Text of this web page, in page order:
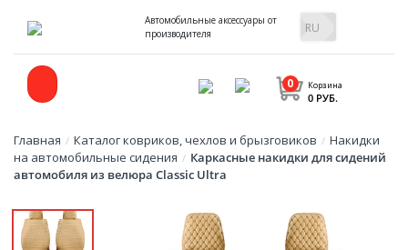
Автомобильные аксессуары от
производителя
Корзина
0
0 РУБ.
Главная / Каталог ковриков, чехлов и брызговиков / Накидки
на автомобильные сидения / Каркасные накидки для сидений
автомобиля из велюра Classic Ultra